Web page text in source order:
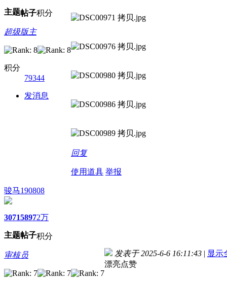
主题帖子积分
超级版主
积分
79344
发消息
回复
使用道具 举报
骏马190808
3071
主题
5897
帖子
2万
积分
审核员 发表于 2025-6-6 16:11:43 | 显示
漂亮点赞